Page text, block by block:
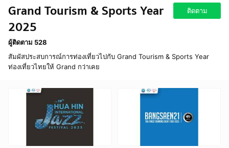
Grand Tourism & Sports Year
2025
ติดตาม
ผู้ติดตาม 528
สัมผัสประสบการณ์การท่องเที่ยวไปกับ Grand Tourism & Sports Year
ท่องเที่ยวไทยให้ Grand กว่าเคย